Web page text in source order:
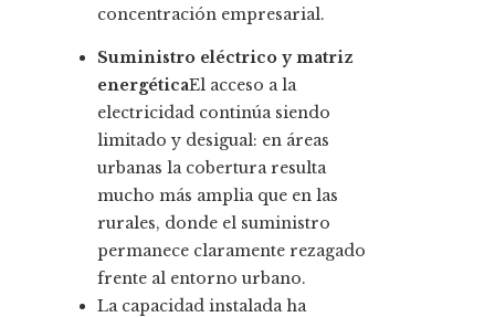
concentración empresarial.
Suministro eléctrico y matriz
energéticaEl acceso a la
electricidad continúa siendo
limitado y desigual: en áreas
urbanas la cobertura resulta
mucho más amplia que en las
rurales, donde el suministro
permanece claramente rezagado
frente al entorno urbano.
La capacidad instalada ha